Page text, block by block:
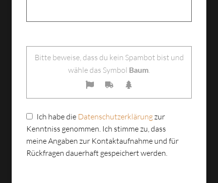
Bitte lasse dieses Feld leer.
Bitte beweise, dass du kein Spambot bist und
wähle das Symbol Baum.
Ich habe die Datenschutzerklärungzur
Kenntniss genommen. Ich stimme zu, dass
meine Angaben zur Kontaktaufnahme und für
Rückfragen dauerhaft gespeichert werden.